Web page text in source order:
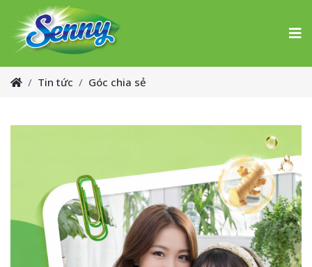
Tin tức Góc chia sẻ